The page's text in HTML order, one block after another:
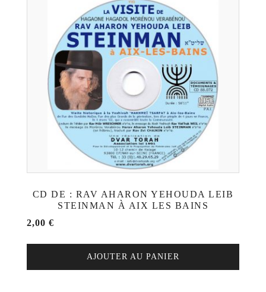
CD DE : RAV AHARON YEHOUDA LEIB
STEINMAN À AIX LES BAINS
2,00 €
AJOUTER AU PANIER